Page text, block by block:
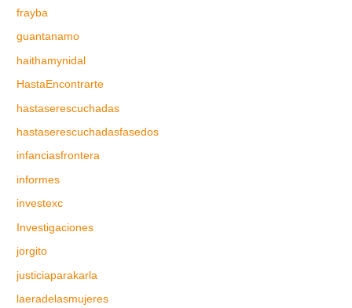
frayba
guantanamo
haithamynidal
HastaEncontrarte
hastaserescuchadas
hastaserescuchadasfasedos
infanciasfrontera
informes
investexc
Investigaciones
jorgito
justiciaparakarla
laeradelasmujeres